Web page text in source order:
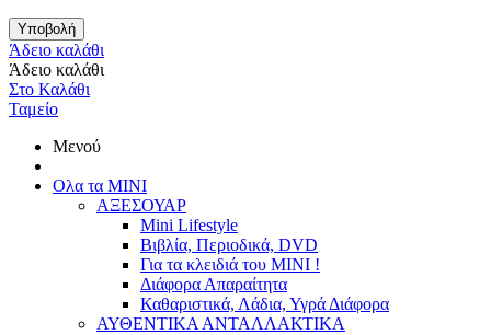
Υποβολή
Άδειο καλάθι
Άδειο καλάθι
Στο Καλάθι
Ταμείο
Μενού
Ολα τα ΜΙΝΙ
ΑΞΕΣΟΥΑΡ
Mini Lifestyle
Βιβλία, Περιοδικά, DVD
Για τα κλειδιά του MINI !
Διάφορα Απαραίτητα
Καθαριστικά, Λάδια, Υγρά Διάφορα
ΑΥΘΕΝΤΙΚΑ ΑΝΤΑΛΛΑΚΤΙΚΑ